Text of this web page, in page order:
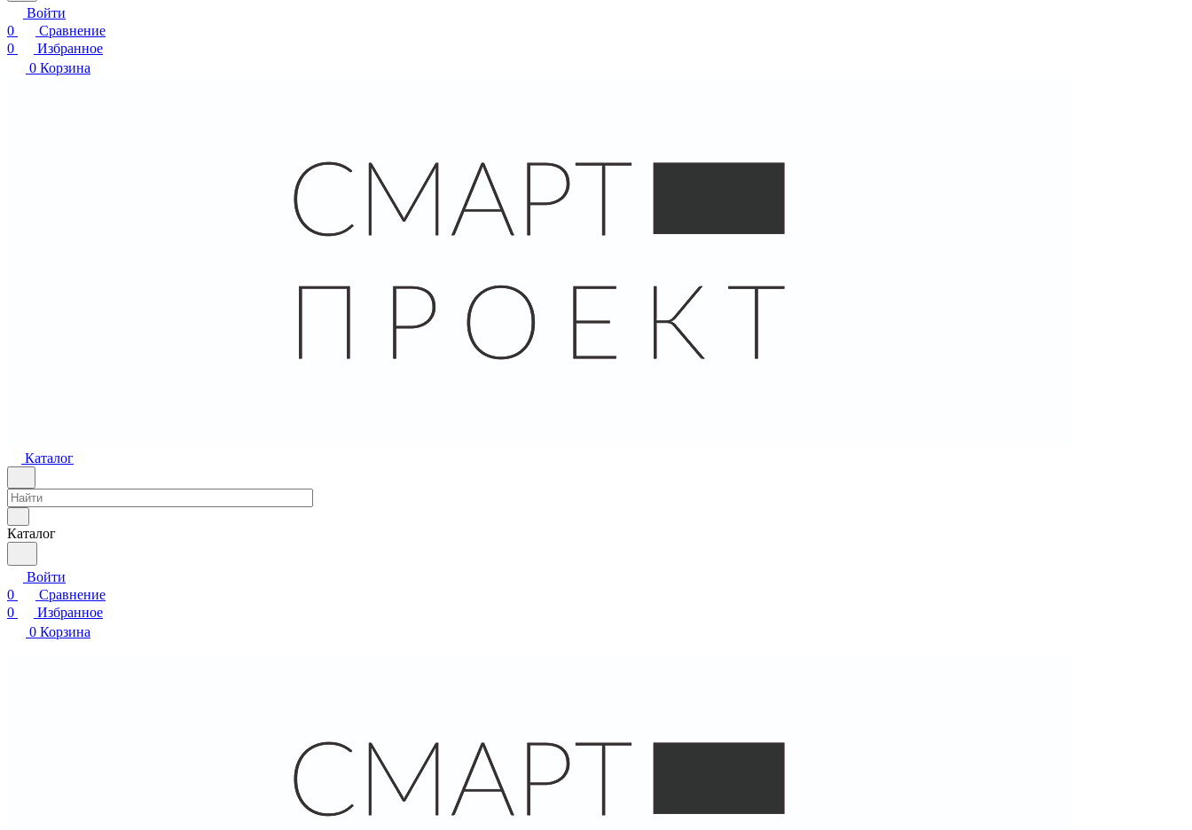
Войти
0
Сравнение
0
Избранное
0 Корзина
Каталог
Каталог
Войти
0
Сравнение
0
Избранное
0 Корзина